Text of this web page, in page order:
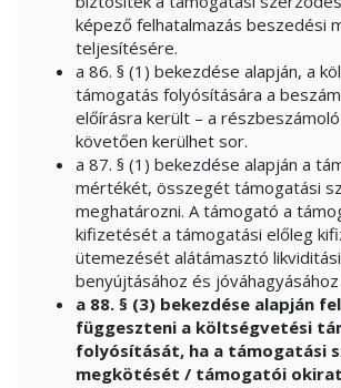
képező felhatalmazás beszedési
teljesítésére.
a 86. § (1) bekezdése alapján, a
támogatás folyósítására a
előírásra került – a
követően kerülhet sor.
a 87. § (1) bekezdése alapján a
mértékét, összegét támogatási
meghatározni. A támogató a
kifizetését a támogatási előleg
ütemezését alátámasztó
benyújtásához és
a 88. § (3) bekezdése alapján
függeszteni a költségvetési
folyósítását, ha a támogatási
megkötését / támogatói